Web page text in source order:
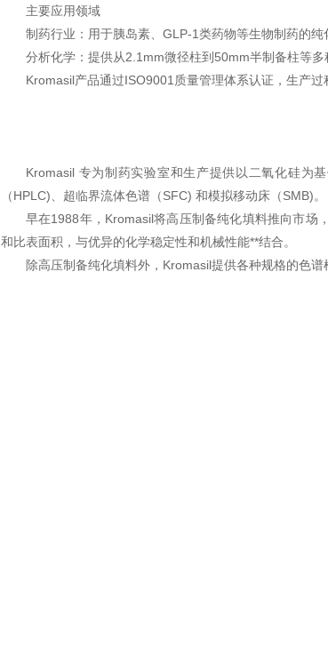
主要应用领域
制药行业‌：用于胰岛素、GLP-1类药物等生物制药的纯
分析化学‌：提供从2.1mm微径柱到50mm半制备柱等
Kromasil产品通过ISO9001质量管理体系认证，生产过
Kromasil 专为制药实验室和生产提供以二氧化硅为
（HPLC)、超临界流体色谱（SFC) 和模拟移动床（SMB)。
早在1988年，Kromasil将高压制备纯化填料推向市场
和比表面积，与优异的化学稳定性和机械性能**结合。
除高压制备纯化填料外，Kromasil提供各种规格的色